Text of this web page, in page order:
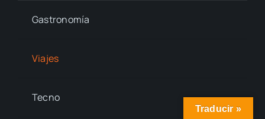
Gastronomía
Viajes
Tecno
Traducir »